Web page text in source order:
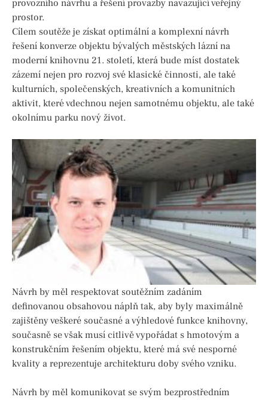
provozního návrhu a řešení provazby navazující veřejný
prostor.
Cílem soutěže je získat optimální a komplexní návrh
řešení konverze objektu bývalých městských lázní na
moderní knihovnu 21. století, která bude míst dostatek
zázemí nejen pro rozvoj své klasické činnosti, ale také
kulturních, společenských, kreativních a komunitních
aktivit, které vdechnou nejen samotnému objektu, ale také
okolnímu parku nový život.
Návrh by měl respektovat soutěžním zadáním
definovanou obsahovou náplň tak, aby byly maximálně
zajištěny veškeré současné a výhledové funkce knihovny,
současně se však musí citlivě vypořádat s hmotovým a
konstrukčním řešením objektu, které má své nesporné
kvality a reprezentuje architekturu doby svého vzniku.
Návrh by měl komunikovat se svým bezprostředním